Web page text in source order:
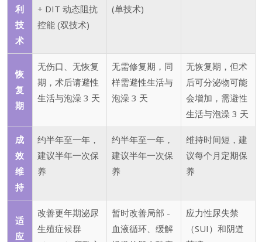
利
技
术
+ DIT 动态阻抗
控能 (双技术)
(单技术)
恢
复
期
无伤口、无恢复
期，术后请避性
生活与泡澡 3 天
无需修复期，同
样需避性生活与
泡澡 3 天
无恢复期，但术
后可分泌物可能
会增加，需避性
生活与泡澡 3 天
成
效
维
持
约半年至一年，
建议半年一次保
养
约半年至一年，
建议半年一次保
养
维持时间短，建
议每个月定期保
养
适
应
改善更年期泌尿
生殖症候群
暂时改善局部 -
血液循环、缓解
应力性尿失禁
（SUI）和阴道